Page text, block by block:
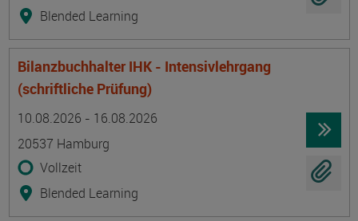
Blended Learning
Bilanzbuchhalter IHK - Intensivlehrgang
(schriftliche Prüfung)
10.08.2026 - 16.08.2026
20537 Hamburg
Vollzeit
Blended Learning